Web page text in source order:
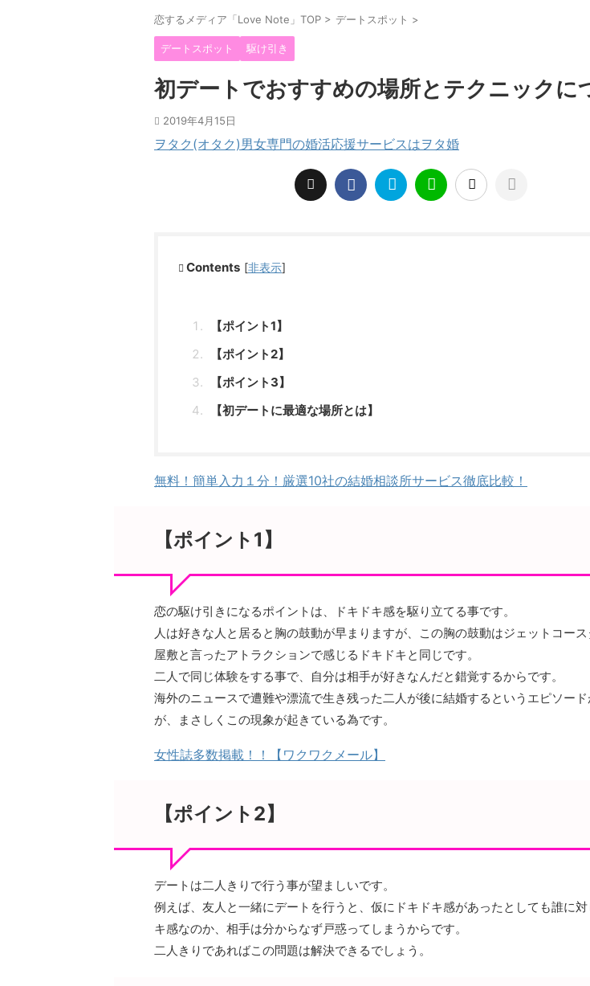
恋するメディア「Love Note」TOP > デートスポット >
デートスポット 駆け引き
初デートでおすすめの場所とテクニックに
2019年4月15日
ヲタク(オタク)男女専門の婚活応援サービスはヲタ婚
Contents [非表示]
【ポイント1】
【ポイント2】
【ポイント3】
【初デートに最適な場所とは】
無料！簡単入力１分！厳選10社の結婚相談所サービス徹底比較！
【ポイント1】
恋の駆け引きになるポイントは、ドキドキ感を駆り立てる事です。
人は好きな人と居ると胸の鼓動が早まりますが、この胸の鼓動はジェットコー
屋敷と言ったアトラクションで感じるドキドキと同じです。
二人で同じ体験をする事で、自分は相手が好きなんだと錯覚するからです。
海外のニュースで遭難や漂流で生き残った二人が後に結婚するというエピソー
が、まさしくこの現象が起きている為です。
女性誌多数掲載！！【ワクワクメール】
【ポイント2】
デートは二人きりで行う事が望ましいです。
例えば、友人と一緒にデートを行うと、仮にドキドキ感があったとしても誰に
キ感なのか、相手は分からなず戸惑ってしまうからです。
二人きりであればこの問題は解決できるでしょう。